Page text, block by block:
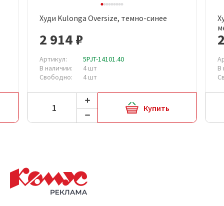
Худи Kulonga Oversize, темно-синее
2 914 ₽
Артикул:
5PJT-14101.40
В наличии:
4 шт
Свободно:
4 шт
Купить
В